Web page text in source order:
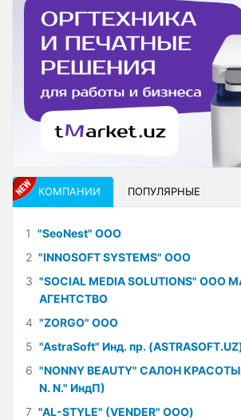
КОМПАНИИ ПОПУЛЯРНЫЕ
1 "SeoNest" ООО
2 "INNOSOFT SYSTEMS" ООО
3 "SOCIAL MEDIA SOLUTIONS" ООО
АГЕНТСТВО
4 "ZORGO" ООО
5 "AstraSoft" Инд. пр.
6 "NONNY BEAUTY" САЛОН КРАСОТЫ
N. N." ИндП)
7 "AL-STYLE" (VENDER" ООО)